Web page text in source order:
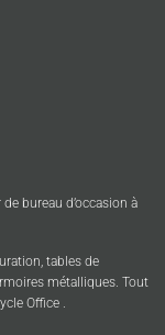
bureau d’occasion à
tables de
métalliques. Tout
Office .